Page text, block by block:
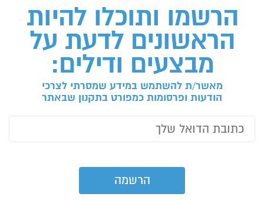
הרשמו ותוכלו להיות
הראשונים לדעת על
מבצעים ודילים:
מאשר/ת להשתמש במידע שמסרתי לצרכי
הודעות ופרסומות כמפורט בתקנון שבאתר